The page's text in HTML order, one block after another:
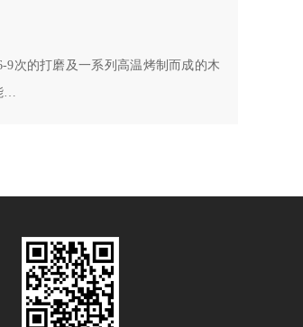
次的打磨及一系列高温烤制而成的木
…